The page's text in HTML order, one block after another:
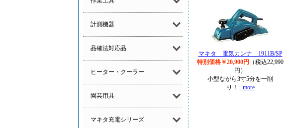
計測機器
品確法対応品
ヒーター・クーラー
園芸用具
マキタ充電シリーズ
マキタ 電気カンナ 1911B/SP
特別価格￥20,900円
（税込22,990
円）
小型ながら3寸5分を一削
り！...more